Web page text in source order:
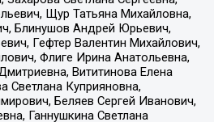
Щур Татьяна Михайловна,
Блинушов Андрей Юрьевич,
Гефтер Валентин Михайлович,
Флиге Ирина Анатольевна,
Вититинова Елена
Светлана Куприяновна,
Беляев Сергей Иванович,
Ганнушкина Светлана